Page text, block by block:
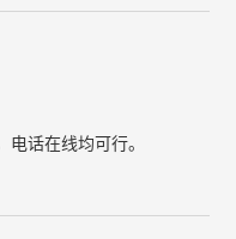
话在线均可行。